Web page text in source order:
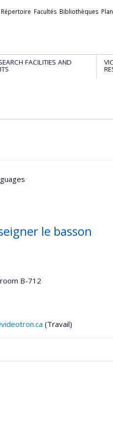
Liens
Répertoire Facultés Bibliothèques
FACILITIES AND
le basson
B-712
(Travail)